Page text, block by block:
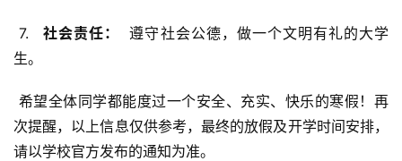
7.
  社会责任：
遵守社会公德，做一个文明有礼的大学
生。
次提醒，以上信息仅供参考，最终的放假及开学时间安排，
请以学校官方发布的通知为准。